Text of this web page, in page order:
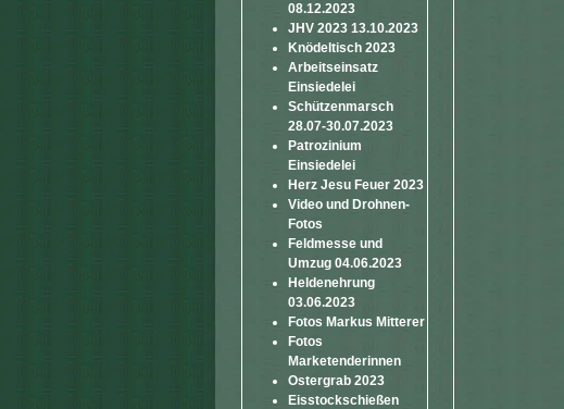
08.12.2023
JHV 2023 13.10.2023
Knödeltisch 2023
Arbeitseinsatz
Einsiedelei
Schützenmarsch
28.07-30.07.2023
Patrozinium
Einsiedelei
Herz Jesu Feuer 2023
Video und Drohnen-
Fotos
Feldmesse und
Umzug 04.06.2023
Heldenehrung
03.06.2023
Fotos Markus Mitterer
Fotos
Marketenderinnen
Ostergrab 2023
Eisstockschießen